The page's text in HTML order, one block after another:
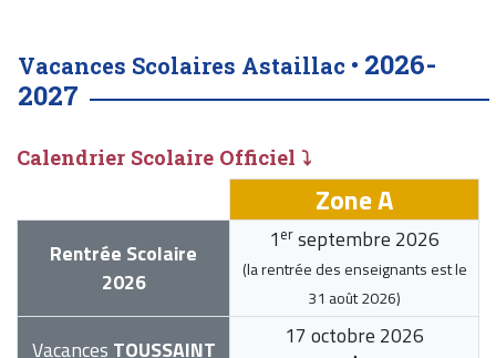
Vacances Scolaires Astaillac • 2026-
2027
Calendrier Scolaire Officiel ⤵
Zone A
Rentrée Scolaire
2026
1 er septembre 2026
(la rentrée des enseignants est le
31 août 2026)
Vacances TOUSSAINT 17 octobre 2026